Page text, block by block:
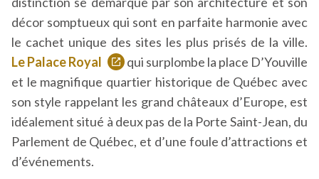
décor somptueux qui sont en parfaite harmonie avec
le cachet unique des sites les plus prisés de la ville.
Le Palace Royal
Ce
lien
s'ouvrira
dans
une
nouvelle
qui surplombe la place D’Youville
et le magnifique quartier historique de Québec avec
son style rappelant les grand châteaux d’Europe, est
idéalement situé à deux pas de la Porte Saint-Jean, du
Parlement de Québec, et d’une foule d’attractions et
d’événements.